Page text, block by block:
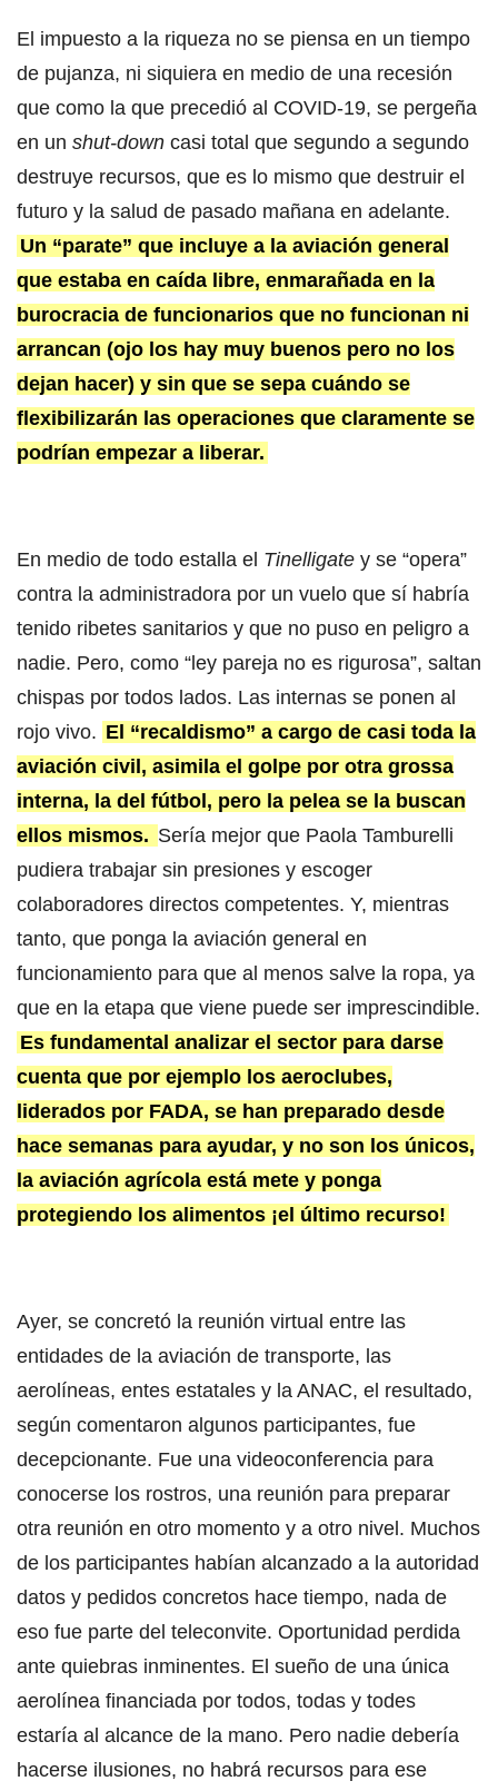
El impuesto a la riqueza no se piensa en un tiempo
de pujanza, ni siquiera en medio de una recesión
que como la que precedió al COVID-19, se pergeña
en un shut-down casi total que segundo a segundo
destruye recursos, que es lo mismo que destruir el
futuro y la salud de pasado mañana en adelante.
Un “parate” que incluye a la aviación general
que estaba en caída libre, enmarañada en la
burocracia de funcionarios que no funcionan ni
arrancan (ojo los hay muy buenos pero no los
dejan hacer) y sin que se sepa cuándo se
flexibilizarán las operaciones que claramente se
podrían empezar a liberar.
En medio de todo estalla el Tinelligate y se “opera”
contra la administradora por un vuelo que sí habría
tenido ribetes sanitarios y que no puso en peligro a
nadie. Pero, como “ley pareja no es rigurosa”, saltan
chispas por todos lados. Las internas se ponen al
rojo vivo. El “recaldismo” a cargo de casi toda la
aviación civil, asimila el golpe por otra grossa
interna, la del fútbol, pero la pelea se la buscan
ellos mismos. Sería mejor que Paola Tamburelli
pudiera trabajar sin presiones y escoger
colaboradores directos competentes. Y, mientras
tanto, que ponga la aviación general en
funcionamiento para que al menos salve la ropa, ya
que en la etapa que viene puede ser imprescindible.
Es fundamental analizar el sector para darse
cuenta que por ejemplo los aeroclubes,
liderados por FADA, se han preparado desde
hace semanas para ayudar, y no son los únicos,
la aviación agrícola está mete y ponga
protegiendo los alimentos ¡el último recurso!
Ayer, se concretó la reunión virtual entre las
entidades de la aviación de transporte, las
aerolíneas, entes estatales y la ANAC, el resultado,
según comentaron algunos participantes, fue
decepcionante. Fue una videoconferencia para
conocerse los rostros, una reunión para preparar
otra reunión en otro momento y a otro nivel. Muchos
de los participantes habían alcanzado a la autoridad
datos y pedidos concretos hace tiempo, nada de
eso fue parte del teleconvite. Oportunidad perdida
ante quiebras inminentes. El sueño de una única
aerolínea financiada por todos, todas y todes
estaría al alcance de la mano. Pero nadie debería
hacerse ilusiones, no habrá recursos para ese